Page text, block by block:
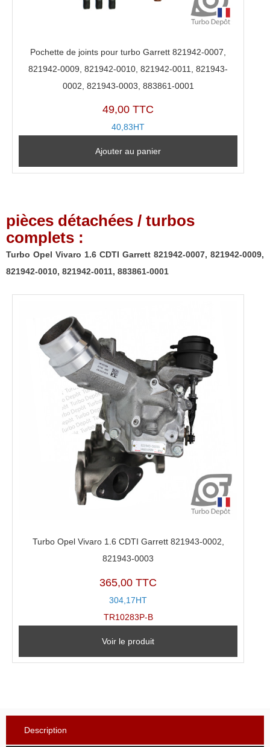
Pochette de joints pour turbo Garrett 821942-0007,
821942-0009, 821942-0010, 821942-0011, 821943-
0002, 821943-0003, 883861-0001
49,00 TTC
40,83HT
Ajouter au panier
pièces détachées / turbos
complets :
Turbo Opel Vivaro 1.6 CDTI Garrett 821942-0007, 821942-0009,
821942-0010, 821942-0011, 883861-0001
Turbo Opel Vivaro 1.6 CDTI Garrett 821943-0002,
821943-0003
365,00 TTC
304,17HT
TR10283P-B
Voir le produit
Description